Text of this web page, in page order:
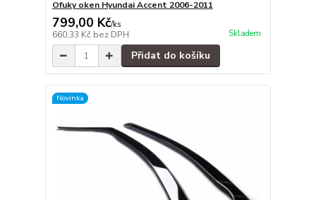
Ofuky oken Hyundai Accent 2006-2011
799,00 Kč/ks
660,33 Kč bez DPH Skladem
Přidat do košíku
Novinka